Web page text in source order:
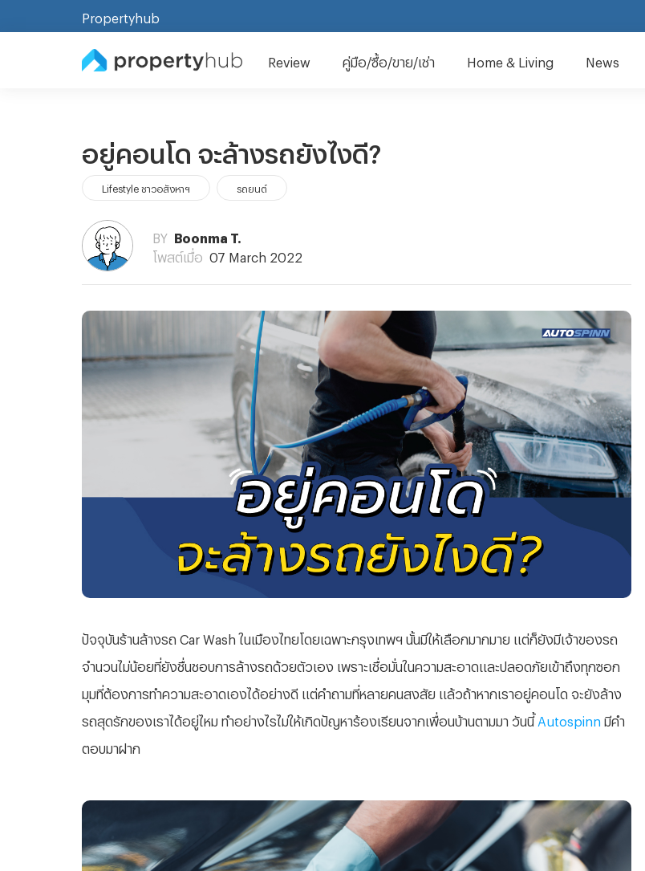
Propertyhub
Review คู่มือ/ซื้อ/ขาย/เช่า Home & Living News
อยู่คอนโด จะล้างรถยังไงดี?
Lifestyle ชาวอสังหาฯ รถยนต์
BY
Boonma T.
โพสต์เมื่อ
07 March 2022
ปัจจุบันร้านล้างรถ Car Wash ในเมืองไทยโดยเฉพาะกรุงเทพฯ นั้นมีให้เลือกมากมาย แต่ก็ยังมีเจ้าของรถ
จำนวนไม่น้อยที่ยังชื่นชอบการล้างรถด้วยตัวเอง เพราะเชื่อมั่นในความสะอาดและปลอดภัยเข้าถึงทุกซอก
มุมที่ต้องการทำความสะอาดเองได้อย่างดี แต่คำถามที่หลายคนสงสัย แล้วถ้าหากเราอยู่คอนโด จะยังล้าง
รถสุดรักของเราได้อยู่ไหม ทำอย่างไรไม่ให้เกิดปัญหาร้องเรียนจากเพื่อนบ้านตามมา วันนี้ Autospinn มีคำ
ตอบมาฝาก